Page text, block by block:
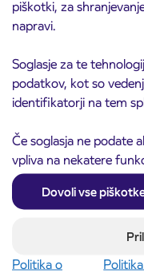
piškotki, za
napravi.
Soglasje za te
podatkov, kot so
identifikatorji na tem
Če soglasja ne podate
vpliva na nekatere
Dovoli vse
Politika o
3. 8. 2026
Obvestilo o
ČEŠNJEVEK –
Preberite objavo